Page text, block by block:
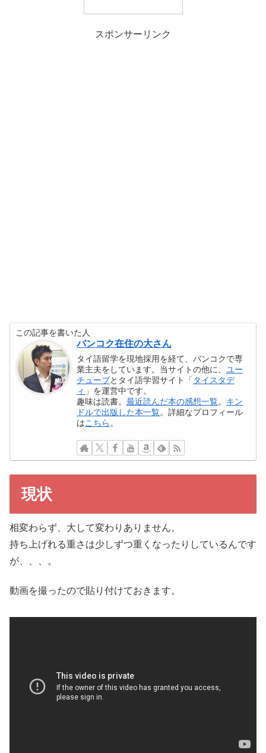
スポンサーリンク
この記事を書いた人
バンコク在住の大さん
タイ語留学を現地採用を経て、バンコクで専
業主夫をしています。当サイトの他に、 ユー
チューブとタイ語学習サイト「 タイスタデ
ィ 」を運営中です。
趣味は読書。最近読んだ本の感想一覧。 キン
ドルで出版した本一覧。詳細なプロフィール
はこちら 。
現状
相変わらず、大して変わりありません。
持ち上げれる重さは少しずつ重くなったりしているんです
が、、、。
動画を撮ったので貼り付けておきます。